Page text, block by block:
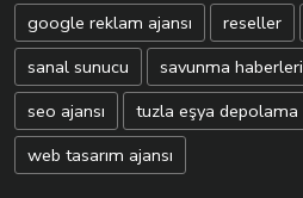
google reklam ajansı
reseller
sanal sunucu
savunma haberleri
seo ajansı
tuzla eşya depolama
web tasarım ajansı